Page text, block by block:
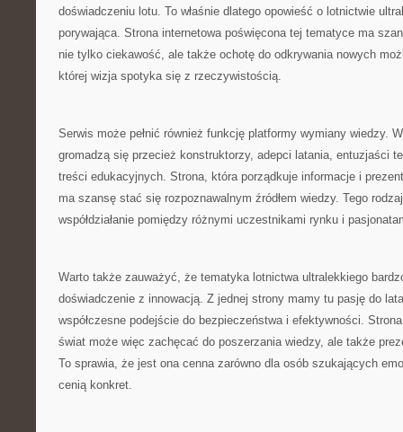
doświadczeniu lotu. To właśnie dlatego opowieść o lotnictwie
porywająca. Strona internetowa poświęcona tej tematyce ma
nie tylko ciekawość, ale także ochotę do odkrywania nowych
której wizja spotyka się z rzeczywistością.
Serwis może pełnić również funkcję platformy wymiany wiedzy.
gromadzą się przecież konstruktorzy, adepci latania, entuzjaści
treści edukacyjnych. Strona, która porządkuje informacje i
ma szansę stać się rozpoznawalnym źródłem wiedzy. Tego
współdziałanie pomiędzy różnymi uczestnikami rynku i
Warto także zauważyć, że tematyka lotnictwa ultralekkiego
doświadczenie z innowacją. Z jednej strony mamy tu pasję do
współczesne podejście do bezpieczeństwa i efektywności.
świat może więc zachęcać do poszerzania wiedzy, ale także
To sprawia, że jest ona cenna zarówno dla osób szukających
cenią konkret.